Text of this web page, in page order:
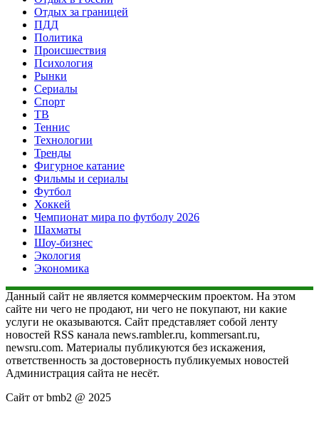
Отдых за границей
ПДД
Политика
Происшествия
Психология
Рынки
Сериалы
Спорт
ТВ
Теннис
Технологии
Тренды
Фигурное катание
Фильмы и сериалы
Футбол
Хоккей
Чемпионат мира по футболу 2026
Шахматы
Шоу-бизнес
Экология
Экономика
Данный сайт не является коммерческим проектом. На этом
сайте ни чего не продают, ни чего не покупают, ни какие
услуги не оказываются. Сайт представляет собой ленту
новостей RSS канала news.rambler.ru, kommersant.ru,
newsru.com. Материалы публикуются без искажения,
ответственность за достоверность публикуемых новостей
Администрация сайта не несёт.
Сайт от bmb2 @ 2025